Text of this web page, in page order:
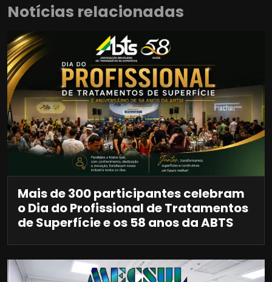
Notícias relacionadas
Mais de 300 participantes celebram
o Dia do Profissional de Tratamentos
de Superfície e os 58 anos da ABTS